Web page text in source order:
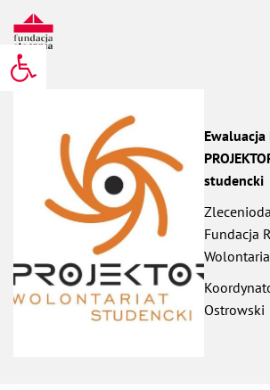
Otwórz pasek narzędzi
studencki
Fundacja
Ostrowski